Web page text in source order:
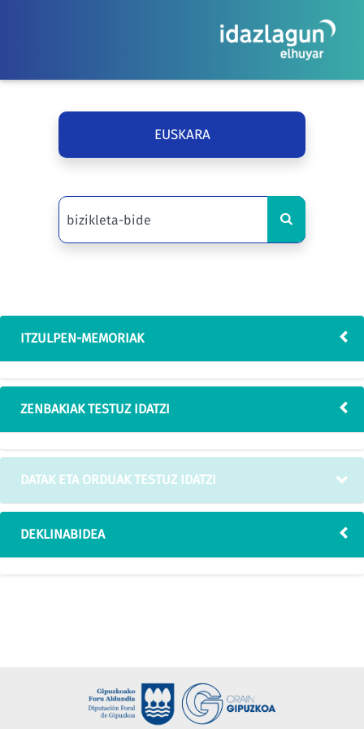
EUSKARA
ITZULPEN-MEMORIAK
ZENBAKIAK TESTUZ IDATZI
DATAK ETA ORDUAK TESTUZ IDATZI
DEKLINABIDEA